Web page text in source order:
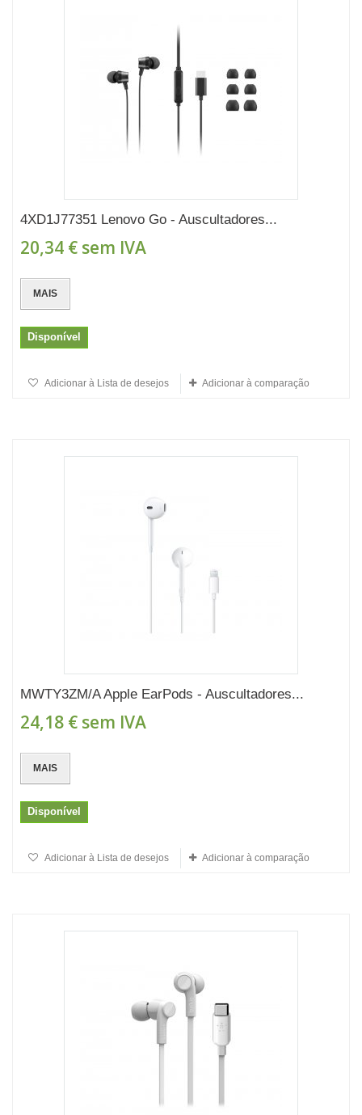
4XD1J77351 Lenovo Go - Auscultadores...
20,34 € sem IVA
MAIS
Disponível
Adicionar à Lista de desejos Adicionar à comparação
MWTY3ZM/A Apple EarPods - Auscultadores...
24,18 € sem IVA
MAIS
Disponível
Adicionar à Lista de desejos Adicionar à comparação